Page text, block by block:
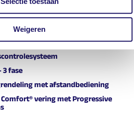
Weigeren
Emergency Braking
3 fase
met afstandbediening
vering met Progressive